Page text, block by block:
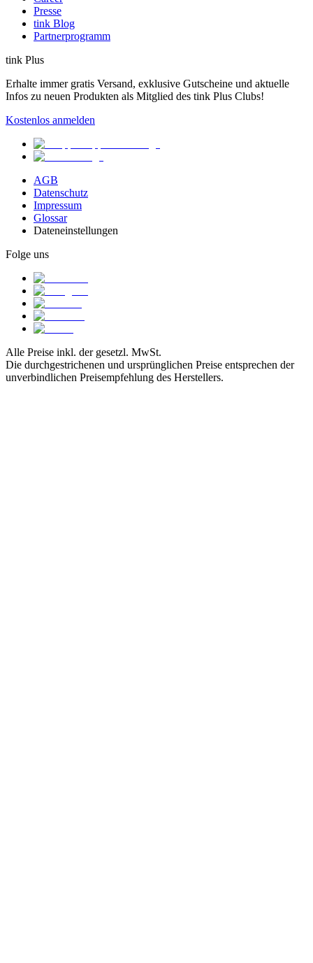
Presse
tink Blog
Partnerprogramm
tink Plus
Erhalte immer gratis Versand, exklusive Gutscheine und aktuelle
Infos zu neuen Produkten als Mitglied des tink Plus Clubs!
Kostenlos anmelden
AGB
Datenschutz
Impressum
Glossar
Dateneinstellungen
Folge uns
Alle Preise inkl. der gesetzl. MwSt.
Die durchgestrichenen und ursprünglichen Preise entsprechen der
unverbindlichen Preisempfehlung des Herstellers.